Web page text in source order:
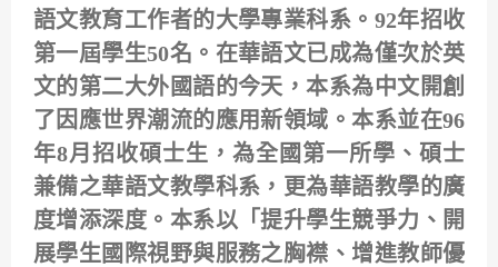
語文教育工作者的大學專業科系。92年招收
第一屆學生50名。在華語文已成為僅次於英
文的第二大外國語的今天，本系為中文開創
了因應世界潮流的應用新領域。本系並在96
年8月招收碩士生，為全國第一所學、碩士
兼備之華語文教學科系，更為華語教學的廣
度增添深度。本系以「提升學生競爭力、開
展學生國際視野與服務之胸襟、增進教師優